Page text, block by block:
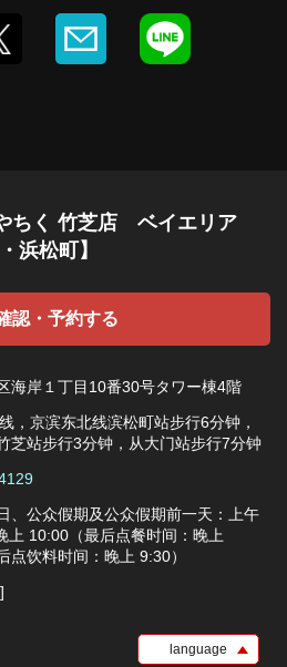
ちく 竹芝店 ベイエリア
浜松町】
認・予約する
海岸１丁目10番30号タワー棟4階
，京滨东北线滨松町站步行6分钟，
芝站步行3分钟，从大门站步行7分钟
、公众假期及公众假期前一天：上午
上 10:00（最后点餐时间：晚上
点饮料时间：晚上 9:30）
language